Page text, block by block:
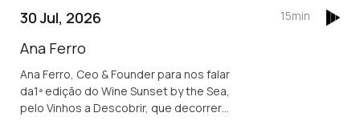
Porto e ligado a Nova Iorque.
30 Jul, 2026
Ana Ferro
Ana Ferro, Ceo & Founder para nos falar
da1ª edição do Wine Sunset by the Sea,
pelo Vinhos a Descobrir, que decorrerá
15min